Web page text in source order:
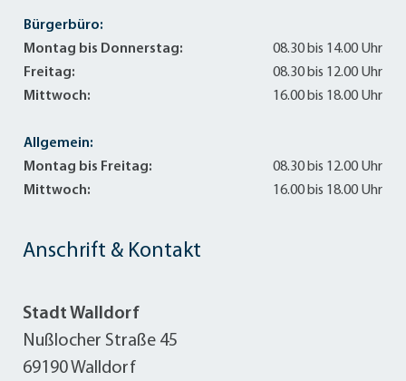
Anschrift & Kontakt
Stadt Walldorf
Nußlocher Straße 45
69190 Walldorf
Bürgerbüro:
Montag bis Donnerstag:
08.30 bis 14.00 Uhr
Freitag:
08.30 bis 12.00 Uhr
Mittwoch:
16.00 bis 18.00 Uhr
Allgemein:
Montag bis Freitag:
08.30 bis 12.00 Uhr
Mittwoch:
16.00 bis 18.00 Uhr